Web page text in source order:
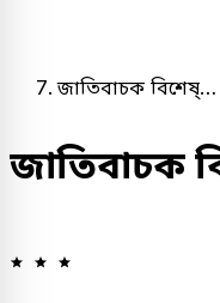
জাতিবাচক বিশেষ্…
জাতিবাচক